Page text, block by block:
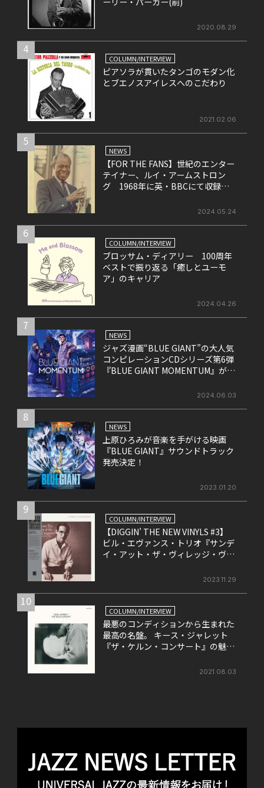
2020.08.29
4
COLUMN/INTERVIEW
ピアソラが貫いたタンゴのモダン化
とブエノスアイレスへのこだわり
2021.02.06
5
NEWS
【FOR THE FANS】世紀のエンター
テイナー、ルイ・アームストロン
グ 1968年に英・BBCにて収録さ
2024.05.24
6
COLUMN/INTERVIEW
ブロッサム・ディアリー 100周年
ベストで振り返る「癒しとユーモ
ア」のキャリア
2024.04.26
7
NEWS
ジャズ漫画“BLUE GIANT”の大人気
コンピレーションCDシリーズ第6弾
『BLUE GIANT MOMENTUM』が6
2024.06.03
8
NEWS
上原ひろみが音楽を手がける映画
『BLUE GIANT』サウンドトラック
発売決定！
2023.01.20
9
COLUMN/INTERVIEW
【DIGGIN’ THE NEW VINYLS #3】
ビル・エヴァンス・トリオ『サンデ
イ・アット・ザ・ヴィレッジ・ヴァ
2023.11.29
10
COLUMN/INTERVIEW
最悪のコンディションから生まれた
最高の名盤。 キース・ジャレット
『ザ・ケルン・コンサート』の魅力
2021.08.03